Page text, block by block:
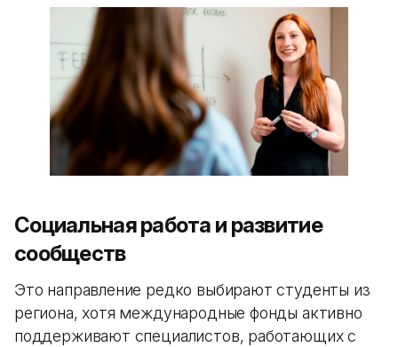
Социальная работа и развитие
сообществ
Это направление редко выбирают студенты из
региона, хотя международные фонды активно
поддерживают специалистов, работающих с